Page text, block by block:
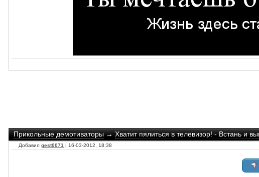
Прикольные демотиваторы→Хватит пялиться в телевизор! - Встань и
Добавил gest0071 | 16-03-2012, 18:38